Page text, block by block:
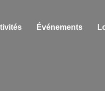
Événements